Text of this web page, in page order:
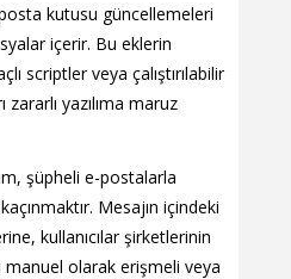
kutusu güncellemeleri
içerir. Bu eklerin
scriptler veya çalıştırılabilir
yazılıma maruz
şüpheli e-postalarla
Mesajın içindeki
kullanıcılar şirketlerinin
olarak erişmeli veya